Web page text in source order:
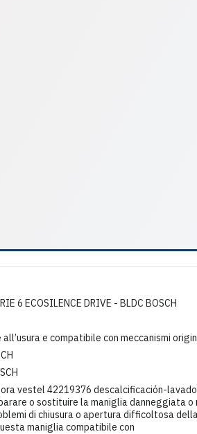
6 ECOSILENCE DRIVE - BLDC BOSCH
e compatibile con meccanismi
vestel 42219376 descalcificación-
o sostituire la maniglia danneggiata
di chiusura o apertura difficoltosa
maniglia compatibile con